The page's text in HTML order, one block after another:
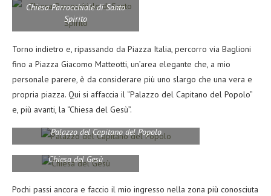
Chiesa Parrocchiale di Santo
Spirito
Torno indietro e, ripassando da Piazza Italia, percorro via Baglioni
fino a Piazza Giacomo Matteotti, un’area elegante che, a mio
personale parere, è da considerare più uno slargo che una vera e
propria piazza. Qui si affaccia il “Palazzo del Capitano del Popolo”
e, più avanti, la “Chiesa del Gesù”.
Palazzo del Capitano del Popolo
Chiesa del Gesù
Pochi passi ancora e faccio il mio ingresso nella zona più conosciuta